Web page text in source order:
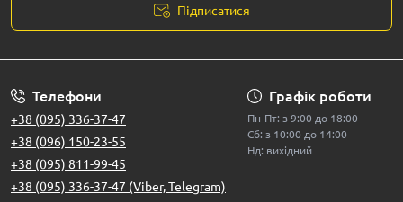
Підписатися
Телефони
+38 (095) 336-37-47
+38 (096) 150-23-55
+38 (095) 811-99-45
+38 (095) 336-37-47 (Viber, Telegram)
Графік роботи
Пн-Пт: з 9:00 до 18:00
Сб: з 10:00 до 14:00
Нд: вихідний